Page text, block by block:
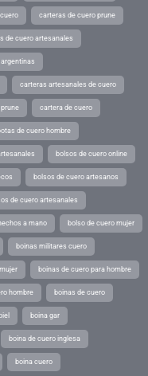
carteras de cuero prune
de cuero artesanales
carteras artesanales de cuero
cartera de cuero
de cuero hombre
bolsos de cuero online
bolsos de cuero artesanos
de cuero artesanales
a mano bolso de cuero mujer
boinas militares cuero
boinas de cuero para hombre
hombre boinas de cuero
boina gar
boina de cuero inglesa
boina cuero